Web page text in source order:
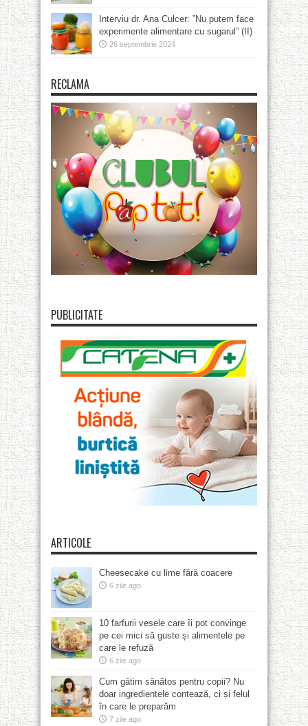
Interviu dr. Ana Culcer: ”Nu putem face
experimente alimentare cu sugarul” (II)
26 septembrie 2024
RECLAMA
PUBLICITATE
ARTICOLE
Cheesecake cu lime fără coacere
6 zile ago
10 farfurii vesele care îi pot convinge
pe cei mici să guste și alimentele pe
care le refuză
6 zile ago
Cum gătim sănătos pentru copii? Nu
doar ingredientele contează, ci și felul
în care le preparăm
7 zile ago